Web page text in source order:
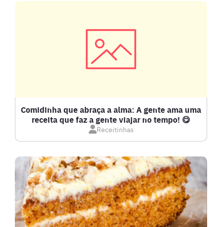
COMPOTAS E GELEIAS
DOCES E SOBREMESAS
DRINKS
FRANGO
FRUTOS DO MAR
Comidinha que abraça a alma: A gente ama uma
receita que faz a gente viajar no tempo! 😋
Receitinhas